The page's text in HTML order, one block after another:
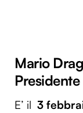
Mario
E’ il 3